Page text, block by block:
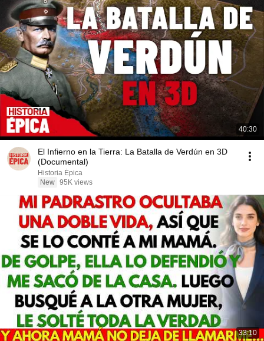
40:30
El Infierno en la Tierra: La Batalla de Verdún en 3D
(Documental)
Historia Épica
New 95K views
33:10